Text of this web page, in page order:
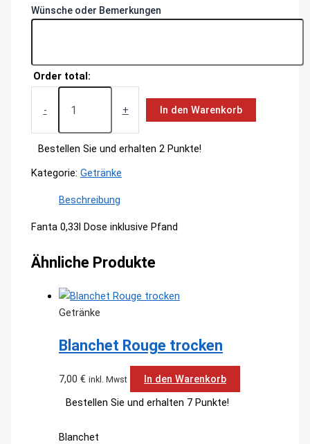
Wünsche oder Bemerkungen
Order total:
- + In den Warenkorb
Bestellen Sie und erhalten 2 Punkte!
Kategorie:Getränke
Beschreibung
Fanta 0,33l Dose inklusive Pfand
Ähnliche Produkte
Getränke
Blanchet Rouge trocken
7,00€ inkl. Mwst
In den Warenkorb
Bestellen Sie und erhalten 7 Punkte!
Blanchet